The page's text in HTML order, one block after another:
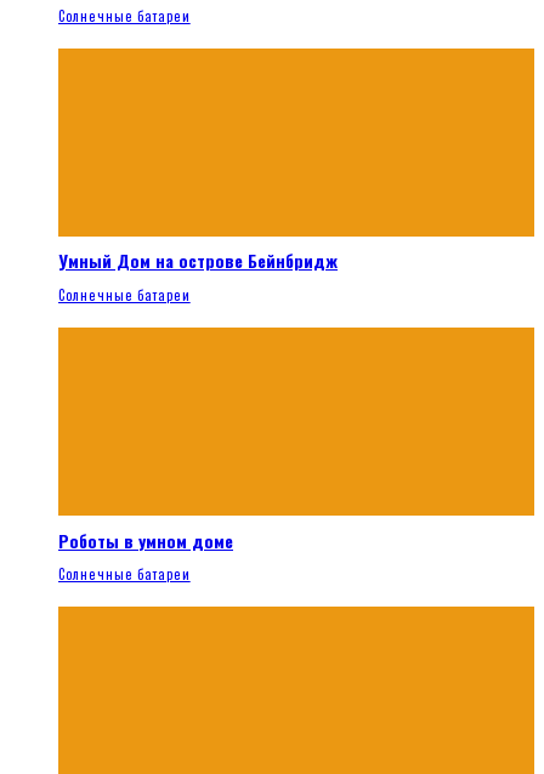
Солнечные батареи
Умный Дом на острове Бейнбридж
Солнечные батареи
Роботы в умном доме
Солнечные батареи